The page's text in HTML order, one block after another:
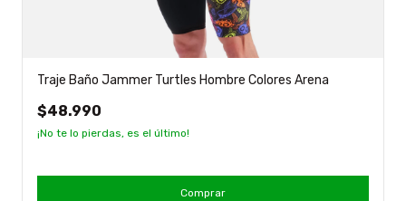
Traje Baño Jammer Turtles Hombre Colores Arena
$48.990
¡No te lo pierdas, es el último!
Comprar